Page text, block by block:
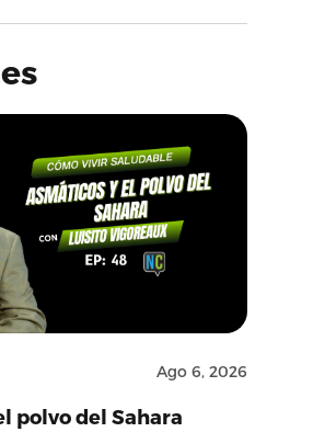
Ago 6, 2026
polvo del Sahara